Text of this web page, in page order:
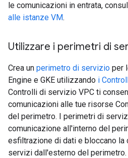
le comunicazioni in entrata,
alle istanze VM.
Utilizzare i perimetri di
Crea un perimetro di servizio per
Engine e GKE utilizzando i
Controlli di servizio VPC ti
comunicazioni alle tue risorse
del perimetro. I perimetri di
comunicazione all'interno del
esfiltrazione di dati e bloccano la
servizi dall'esterno del